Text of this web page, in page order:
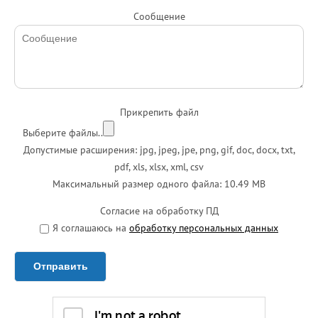
Сообщение
Прикрепить файл
Выберите файлы..
Допустимые расширения: jpg, jpeg, jpe, png, gif, doc, docx, txt,
pdf, xls, xlsx, xml, csv
Максимальный размер одного файла: 10.49 MB
Согласие на обработку ПД
Я соглашаюсь на обработку персональных данных
Отправить